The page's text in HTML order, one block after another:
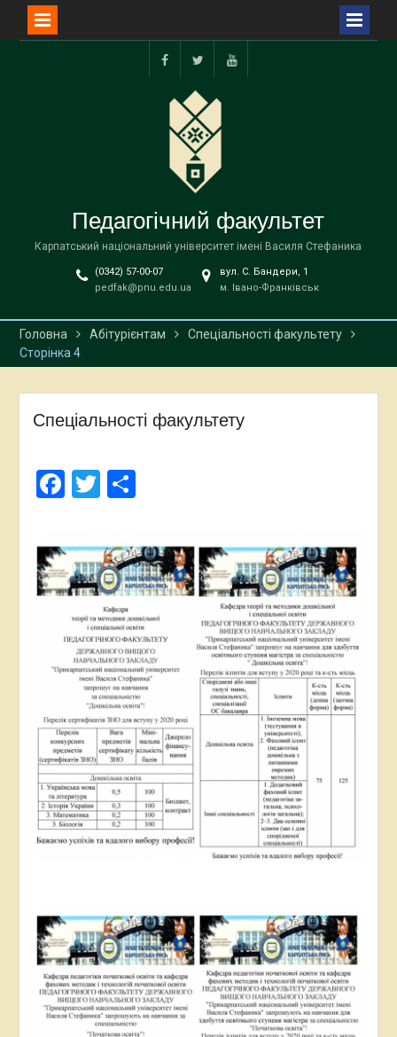
FacebookTwitter YouTube
Педагогічний факультет
Карпатський національний університет імені Василя Стефаника
(0342) 57-00-07
pedfak@pnu.edu.ua
вул. С. Бандери, 1
м. Івано-Франківськ
Головна Абітурієнтам
Спеціальності факультету
Сторінка 4
Спеціальності факультету
Facebook
TwitterПоділитися